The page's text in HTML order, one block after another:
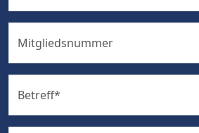
Mitgliedsnummer
Betreff*